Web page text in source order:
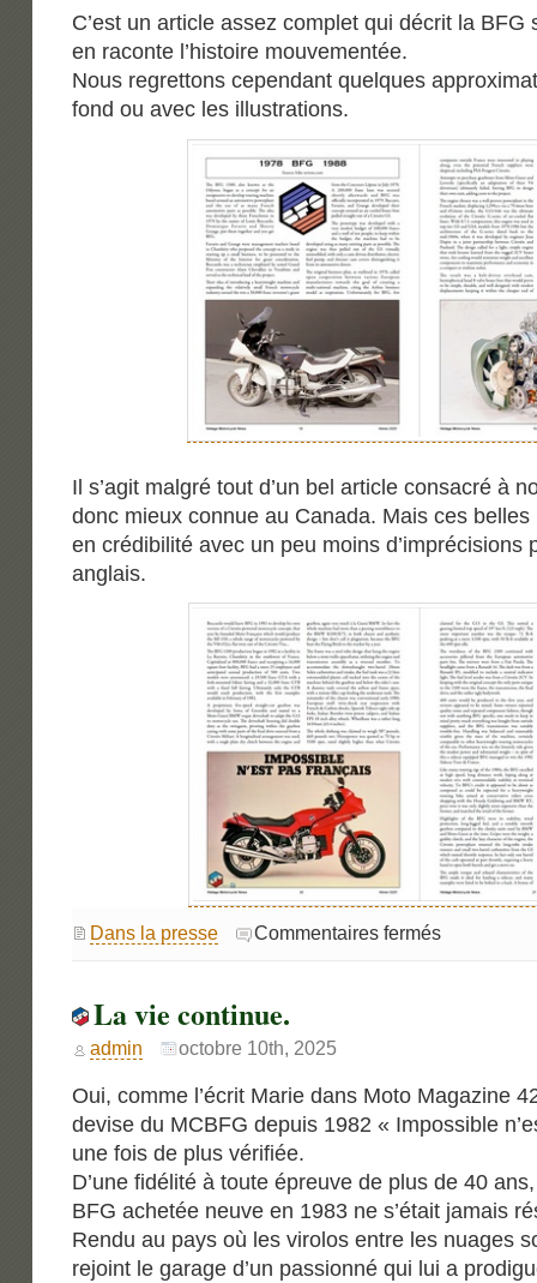
C’est un article assez complet qui décrit la
en raconte l’histoire mouvementée.
Nous regrettons cependant quelques
fond ou avec les illustrations.
Il s’agit malgré tout d’un bel article consacré à
donc mieux connue au Canada. Mais ces
en crédibilité avec un peu moins d’imprécisions
anglais.
Dans la presse Commentaires ferméssur
BFG
La vie continue.
admin octobre 10th, 2025
Oui, comme l’écrit Marie dans Moto Magazine
devise du MCBFG depuis 1982 « Impossible
une fois de plus vérifiée.
D’une fidélité à toute épreuve de plus de 40
BFG achetée neuve en 1983 ne s’était jamais
Rendu au pays où les virolos entre les nuages
rejoint le garage d’un passionné qui lui a